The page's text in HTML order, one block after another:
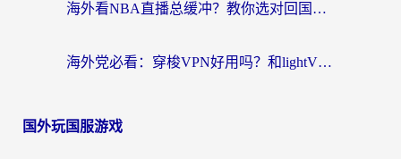
海外看NBA直播总缓冲？教你选对回国加速器，无缝看球还能刷国内剧
海外党必看：穿梭VPN好用吗？和lightVPN对比哪个回国效果更好？附真实体验与选择指南
国外玩国服游戏